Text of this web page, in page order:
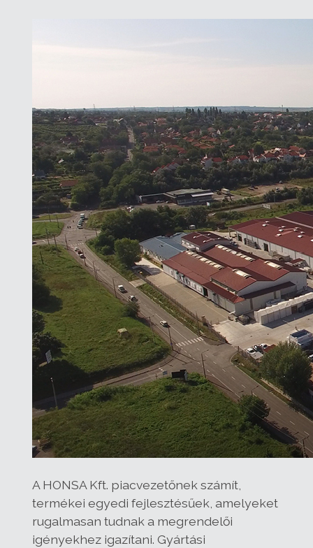
A HONSA Kft. piacvezetőnek számít,
termékei egyedi fejlesztésűek, amelyeket
rugalmasan tudnak a megrendelői
igényekhez igazítani. Gyártási